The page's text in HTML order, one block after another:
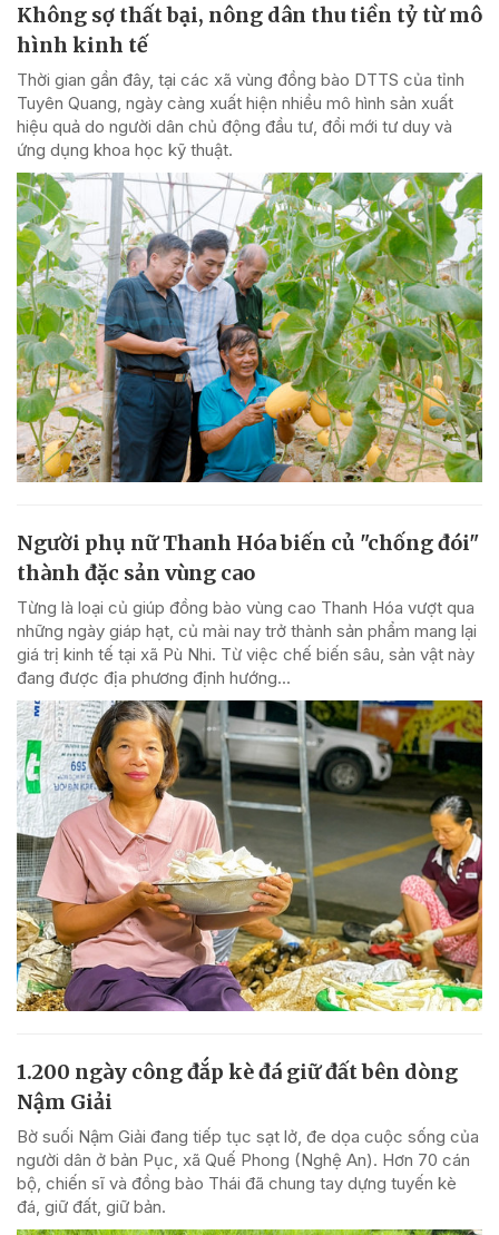
Không sợ thất bại, nông dân thu tiền tỷ từ mô
hình kinh tế
Thời gian gần đây, tại các xã vùng đồng bào DTTS của tỉnh
Tuyên Quang, ngày càng xuất hiện nhiều mô hình sản xuất
hiệu quả do người dân chủ động đầu tư, đổi mới tư duy và
ứng dụng khoa học kỹ thuật.
Người phụ nữ Thanh Hóa biến củ "chống đói"
thành đặc sản vùng cao
Từng là loại củ giúp đồng bào vùng cao Thanh Hóa vượt qua
những ngày giáp hạt, củ mài nay trở thành sản phẩm mang lại
giá trị kinh tế tại xã Pù Nhi. Từ việc chế biến sâu, sản vật này
đang được địa phương định hướng...
1.200 ngày công đắp kè đá giữ đất bên dòng
Nậm Giải
Bờ suối Nậm Giải đang tiếp tục sạt lở, đe dọa cuộc sống của
người dân ở bản Pục, xã Quế Phong (Nghệ An). Hơn 70 cán
bộ, chiến sĩ và đồng bào Thái đã chung tay dựng tuyến kè
đá, giữ đất, giữ bản.